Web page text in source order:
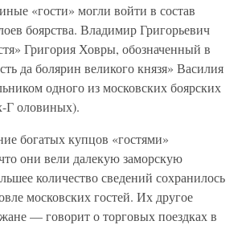
«гости» могли войти в состав
боярства. Владимир Григорьевич
Григория Ховры, обозначенный в
да болярин великого князя» Василия
одного из московских боярских
Г оловиных).
богатых купцов «гостями»
они вели далекую заморскую
количество сведений сохранилось
московских гостей. Их другое
— говорит о торговых поездках в